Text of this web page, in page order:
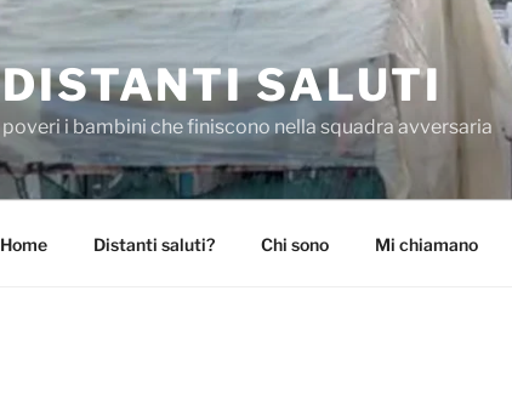
DISTANTI SALUTI
poveri i bambini che finiscono nella squadra avversaria
Home Distanti saluti? Chi sono Mi chiamano